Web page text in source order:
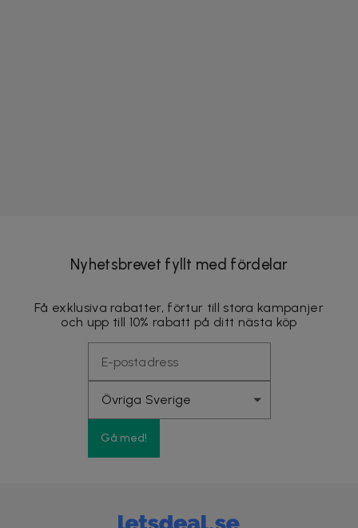
Nyhetsbrevet fyllt med fördelar
Få exklusiva rabatter, förtur till stora kampanjer
och upp till 10% rabatt på ditt nästa köp
Gå med!